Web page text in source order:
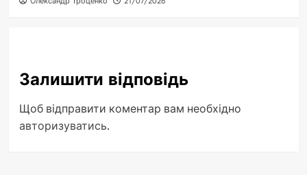
Залишити відповідь
Щоб відправити коментар вам необхідно
авторизуватись.